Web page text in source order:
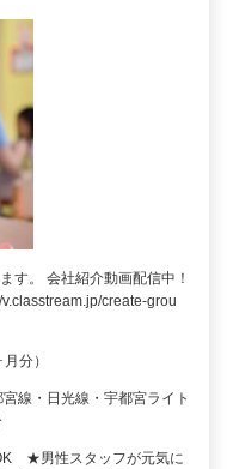
す。 会社紹介動画配信中！
create-grou
分）
線・日光線・宇都宮ライト
★男性スタッフが元気に